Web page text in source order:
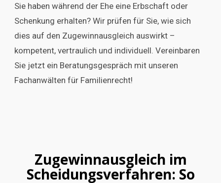
Sie haben während der Ehe eine Erbschaft oder
Schenkung erhalten? Wir prüfen für Sie, wie sich
dies auf den Zugewinnausgleich auswirkt –
kompetent, vertraulich und individuell. Vereinbaren
Sie jetzt ein Beratungsgespräch mit unseren
Fachanwälten für Familienrecht!
Zugewinnausgleich im
Scheidungsverfahren: So